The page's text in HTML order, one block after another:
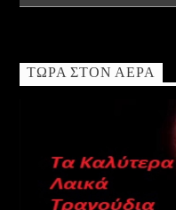
ΤΏΡΑ ΣΤΟΝ ΑΈΡΑ